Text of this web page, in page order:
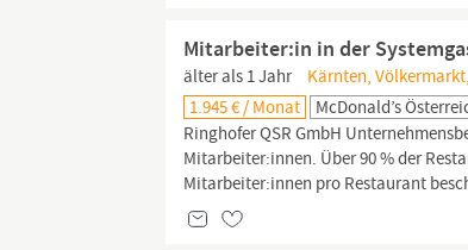
Mitarbeiter:in in der
älter als 1 Jahr
Kärnten,
1.945 € / Monat
McDonald’s
Ringhofer QSR GmbH
Mitarbeiter:innen. Über 90 % der
Mitarbeiter:innen pro Restaurant